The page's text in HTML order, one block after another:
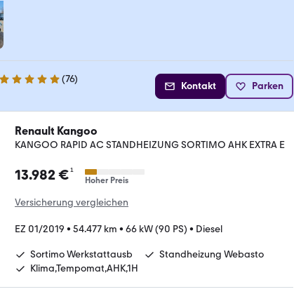
5 Sterne (76)
Kontakt Parken
Renault Kangoo
KANGOO RAPID AC STANDHEIZUNG SORTIMO AHK EXTRA E
13.982 €¹
Hoher Preis
Versicherung vergleichen
EZ 01/2019 • 54.477 km • 66 kW (90 PS) • Diesel
Sortimo Werkstattausb
Standheizung Webasto
Klima,Tempomat,AHK,1H